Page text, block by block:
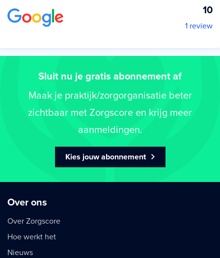
10
1 review
Sluit nu je gratis abonnement af
Maak je praktijk/zorgorganisatie beter
zichtbaar met Zorgscore en krijg meer
aanmeldingen.
Kies jouw abonnement
Over ons
Over Zorgscore
Hoe werkt het
Nieuws